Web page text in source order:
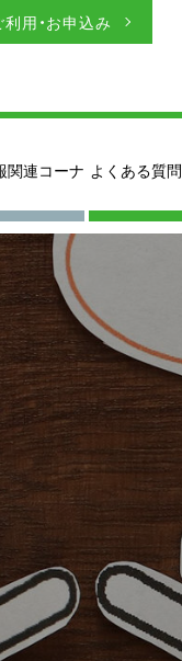
利用・お申込み
関連コーナ よくある質問